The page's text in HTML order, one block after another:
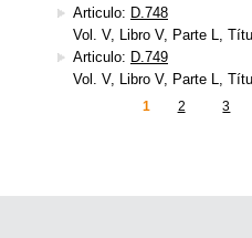
Articulo: D.748
Vol. V, Libro V, Parte L,
Articulo: D.749
Vol. V, Libro V, Parte L,
1 2 3